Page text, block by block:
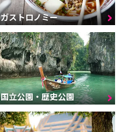
ガストロノミー
国立公園・歴史公園